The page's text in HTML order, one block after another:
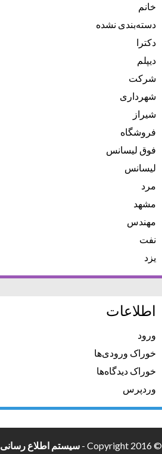
خانم
دسته‌بندی نشده
دکترا
دیپلم
شرکت
شهرداری
شیراز
فروشگاه
فوق لیسانس
لیسانس
مرد
مشهد
مهندس
نفت
یزد
اطلاعات
ورود
خوراک ورودی‌ها
خوراک دیدگاه‌ها
وردپرس
© Copyright 2016 - سیستم اطلاع رسانی